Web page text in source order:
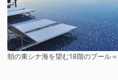
朝の東シナ海を望む18階のプール